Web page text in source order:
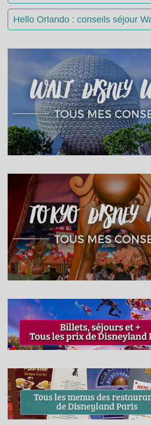
Hello Orlando : conseils séjour